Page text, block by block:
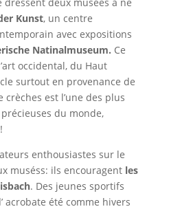
Kunst, un centre
avec expositions
Natinalmuseum. Ce
occidental, du Haut
surtout en provenance de
crèches est l’une des plus
du monde,
enthousiastes sur le
muséss: ils encouragent les
. Des jeunes sportifs
acrobate été comme hivers